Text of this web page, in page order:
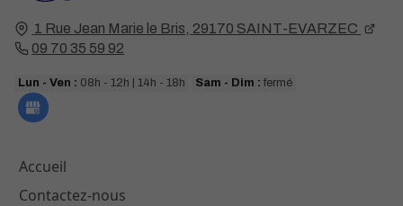
1 Rue Jean Marie le Bris, 29170 SAINT-EVARZEC
09 70 35 59 92
Lun - Ven : 08h - 12h | 14h - 18h Sam - Dim : fermé
Accueil
Contactez-nous